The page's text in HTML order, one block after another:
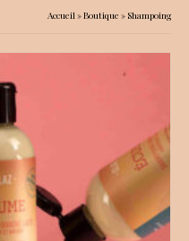
Accueil»Boutique » Shampoing